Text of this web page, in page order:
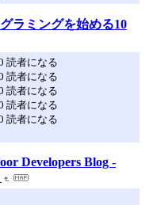
ラミングを始める10
読者になる
読者になる
読者になる
読者になる
読者になる
Developers Blog -